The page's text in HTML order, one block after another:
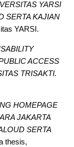
YARSI
SERTA KAJIAN
YARSI.
ACCESS
TRISAKTI.
HOMEPAGE
JAKARTA
SERTA
thesis,